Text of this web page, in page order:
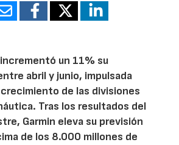
un 11% su
abril y junio, impulsada
de las divisiones
Tras los resultados del
Garmin eleva su previsión
de los 8.000 millones de